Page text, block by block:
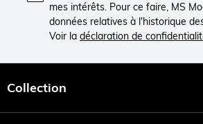
mes intérêts. Pour ce faire, MS
données relatives à l'historique
Voir la déclaration de
Collection